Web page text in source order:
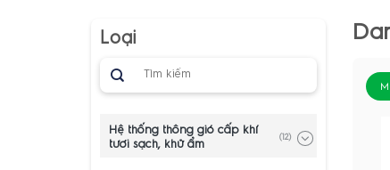
Loại
Tìm
Hệ thống thông gió cấp khí
tươi sạch, khử ẩm
(12)